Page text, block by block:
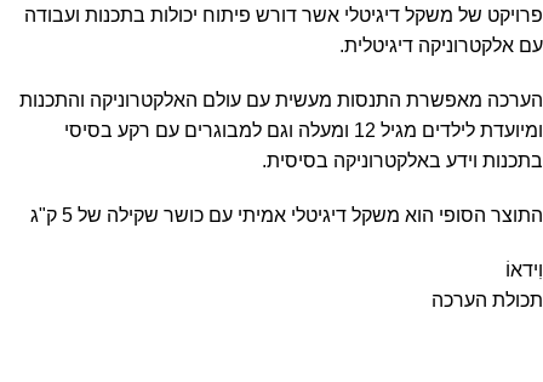
פרויקט של משקל דיגיטלי אשר דורש פיתוח יכולות בתכנות ועבודה
עם אלקטרוניקה דיגיטלית.
הערכה מאפשרת התנסות מעשית עם עולם האלקטרוניקה והתכנות
ומיועדת לילדים מגיל 12 ומעלה וגם למבוגרים עם רקע בסיסי
בתכנות וידע באלקטרוניקה בסיסית.
התוצר הסופי הוא משקל דיגיטלי אמיתי עם כושר שקילה של 5 ק"ג
וִידאוֹ
תכולת הערכה